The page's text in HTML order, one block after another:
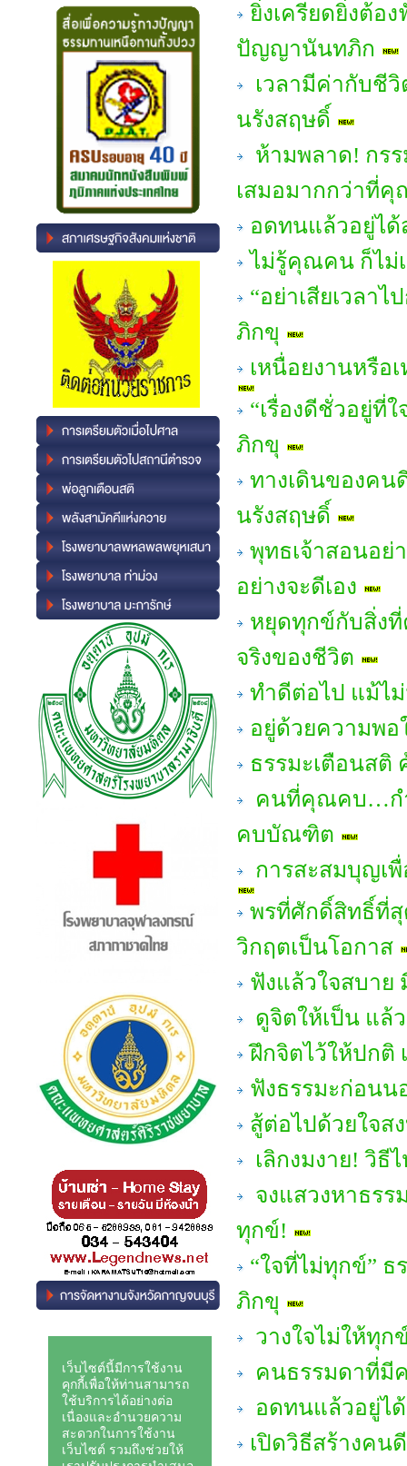
ยิ่งเครียดยิ่งต้อ
ปัญญานันทภิก
เวลามีค่ากับชี
นรังสฤษดิ์
ห้ามพลาด! กร
เสมอมากกว่าที่
อดทนแล้วอยู่ไ
ไม่รู้คุณคน ก็ไม่
“อย่าเสียเวลา
ภิกขุ
เหนื่อยงานหรือ
“เรื่องดีชั่วอยู่ที่
ภิกขุ
ทางเดินของค
นรังสฤษดิ์
พุทธเจ้าสอนอย่
อย่างจะดีเอง
หยุดทุกข์กับสิ่งที่
จริงของชีวิต
ทำดีต่อไป แม้ไ
อยู่ด้วยความพ
ธรรมะเตือนส
คนที่คุณคบ…กำ
คบบัณฑิต
การสะสมบุญเ
พรที่ศักดิ์สิทธิ์ที่สุ
วิกฤตเป็นโอกาส
ฟังแล้วใจสบาย
ดูจิตให้เป็น แล้
ฝึกจิตไว้ให้ปก
ฟังธรรมะก่อนน
สู้ต่อไปด้วยใจ
เลิกงมงาย! วิ
จงแสวงหาธรร
ทุกข์!
“ใจที่ไม่ทุกข์”
ภิกขุ
วางใจไม่ให้ทุก
คนธรรมดาที่มี
อดทนแล้วอยู่ไ
เปิดวิธีสร้างคน